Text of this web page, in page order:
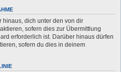
hinaus, dich unter den von dir
sofern dies zur Übermittlung
erforderlich ist. Darüber hinaus dürfen
sofern du dies in deinem